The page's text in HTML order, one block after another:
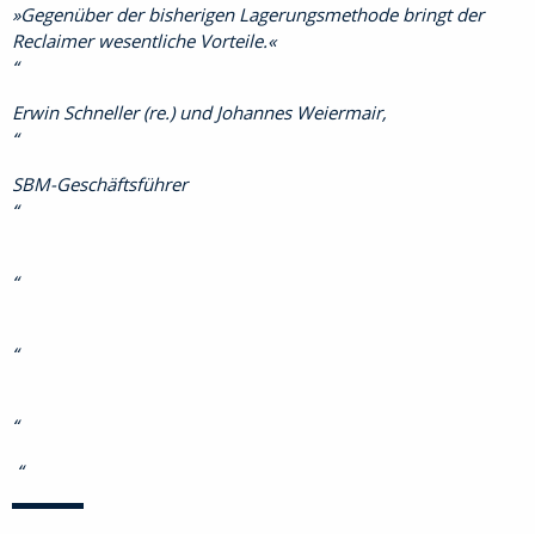
»Gegenüber der bisherigen Lagerungsmethode bringt der
Reclaimer wesentliche Vorteile.«
Erwin Schneller (re.) und Johannes Weiermair,
SBM-Geschäftsführer